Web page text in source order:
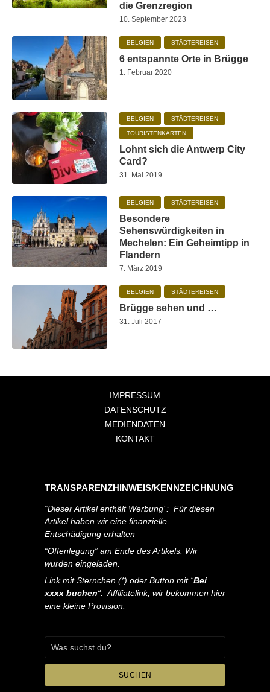
die Grenzregion
10. September 2023
BELGIEN STÄDTEREISEN
6 entspannte Orte in Brügge
1. Februar 2020
BELGIEN STÄDTEREISEN
TOURISTENKARTEN
Lohnt sich die Antwerp City
Card?
31. Mai 2019
BELGIEN STÄDTEREISEN
Besondere
Sehenswürdigkeiten in
Mechelen: Ein Geheimtipp in
Flandern
7. März 2019
BELGIEN STÄDTEREISEN
Brügge sehen und …
31. Juli 2017
IMPRESSUM
DATENSCHUTZ
MEDIENDATEN
KONTAKT
TRANSPARENZHINWEIS/KENNZEICHNUNG
“Dieser Artikel enthält Werbung”: Für diesen
Artikel haben wir eine finanzielle
Entschädigung erhalten
“Offenlegung” am Ende des Artikels: Wir
wurden eingeladen.
Link mit Sternchen (*) oder Button mit “Bei
xxxx buchen“: Affiliatelink, wir bekommen hier
eine kleine Provision.
SUCHEN